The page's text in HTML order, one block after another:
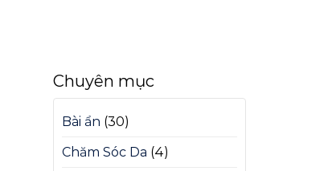
Chuyên mục
Bài ẩn (30)
Chăm Sóc Da (4)